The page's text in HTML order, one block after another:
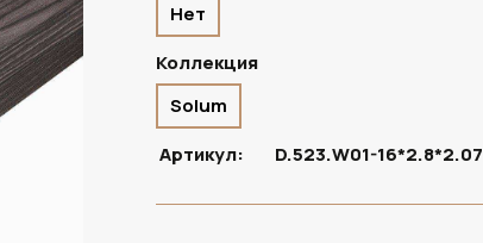
Нет
Коллекция
Solum
Артикул:
D.523.W01-16*2.8*2.07